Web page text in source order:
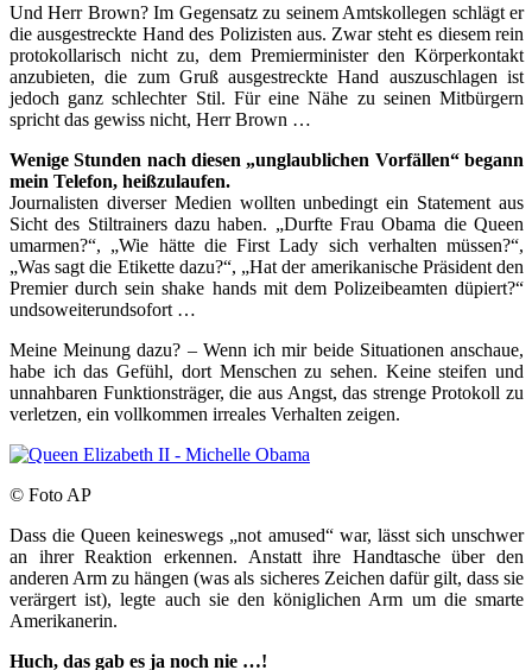
Und Herr Brown? Im Gegensatz zu seinem Amtskollegen schlägt er
die ausgestreckte Hand des Polizisten aus. Zwar steht es diesem rein
protokollarisch nicht zu, dem Premierminister den Körperkontakt
anzubieten, die zum Gruß ausgestreckte Hand auszuschlagen ist
jedoch ganz schlechter Stil. Für eine Nähe zu seinen Mitbürgern
spricht das gewiss nicht, Herr Brown …
Wenige Stunden nach diesen „unglaublichen Vorfällen“ begann
mein Telefon, heißzulaufen.
Journalisten diverser Medien wollten unbedingt ein Statement aus
Sicht des Stiltrainers dazu haben. „Durfte Frau Obama die Queen
umarmen?“, „Wie hätte die First Lady sich verhalten müssen?“,
„Was sagt die Etikette dazu?“, „Hat der amerikanische Präsident den
Premier durch sein shake hands mit dem Polizeibeamten düpiert?“
undsoweiterundsofort …
Meine Meinung dazu? – Wenn ich mir beide Situationen anschaue,
habe ich das Gefühl, dort Menschen zu sehen. Keine steifen und
unnahbaren Funktionsträger, die aus Angst, das strenge Protokoll zu
verletzen, ein vollkommen irreales Verhalten zeigen.
© Foto AP
Dass die Queen keineswegs „not amused“ war, lässt sich unschwer
an ihrer Reaktion erkennen. Anstatt ihre Handtasche über den
anderen Arm zu hängen (was als sicheres Zeichen dafür gilt, dass sie
verärgert ist), legte auch sie den königlichen Arm um die smarte
Amerikanerin.
Huch, das gab es ja noch nie …!